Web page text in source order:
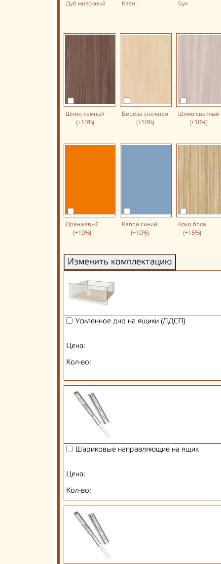
Дуб молочный Клен Бук
Шимо темный
(+10%)
Береза снежная
(+10%)
Шимо светлый
(+10%)
Оранжевый
(+10%)
Капри синий
(+10%)
Коко бола
(+15%)
Изменить комплектацию
Усиленное дно на ящики (ЛДСП)
Цена:
Кол-во:
Шариковые направляющие на ящик
Цена:
Кол-во: